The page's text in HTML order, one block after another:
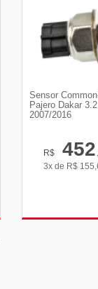
Sensor
Pajero Dakar 3.2
2007/2016
R$
3x de R$